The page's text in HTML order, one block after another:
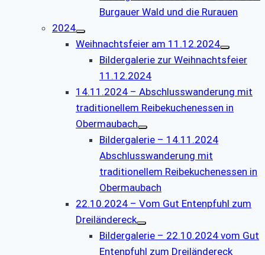
Burgauer Wald und die Rurauen
2024
Weihnachtsfeier am 11.12.2024
Bildergalerie zur Weihnachtsfeier
11.12.2024
14.11.2024 – Abschlusswanderung mit
traditionellem Reibekuchenessen in
Obermaubach
Bildergalerie – 14.11.2024
Abschlusswanderung mit
traditionellem Reibekuchenessen in
Obermaubach
22.10.2024 – Vom Gut Entenpfuhl zum
Dreiländereck
Bildergalerie – 22.10.2024 vom Gut
Entenpfuhl zum Dreiländereck